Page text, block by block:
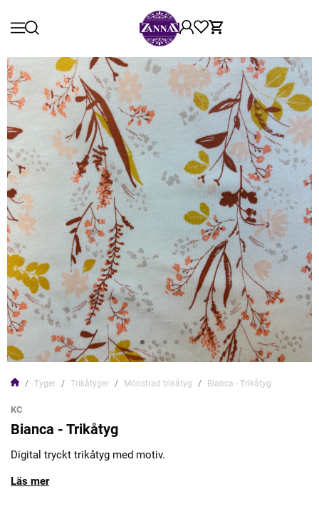
Tyger Trikåtyger Mönstrad trikåtyg Bianca - Trikåtyg
KC
Bianca - Trikåtyg
Digital tryckt trikåtyg med motiv.
Läs mer